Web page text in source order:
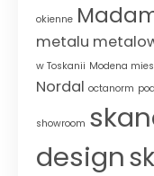
okienne
metalu
w Toskanii Modena
Nordal octanorm
showroom
design